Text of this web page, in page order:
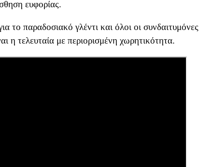
ευφορίας.
το παραδοσιακό γλέντι και όλοι οι συνδαιτυμόνες
τελευταία με περιορισμένη χωρητικότητα.